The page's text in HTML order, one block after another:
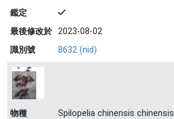
鑑定
最後修改於 2023-08-02
識別號
8632 (nid)
物種
Spilopelia chinensis chinensis